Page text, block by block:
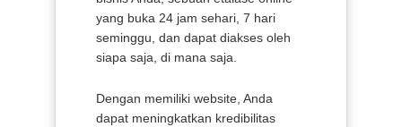
yang buka 24 jam sehari, 7 hari
seminggu, dan dapat diakses oleh
siapa saja, di mana saja.
Dengan memiliki website, Anda
dapat meningkatkan kredibilitas